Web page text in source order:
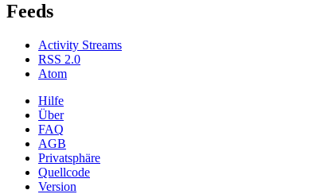
Feeds
Activity Streams
RSS 2.0
Atom
Hilfe
Über
FAQ
AGB
Privatsphäre
Quellcode
Version